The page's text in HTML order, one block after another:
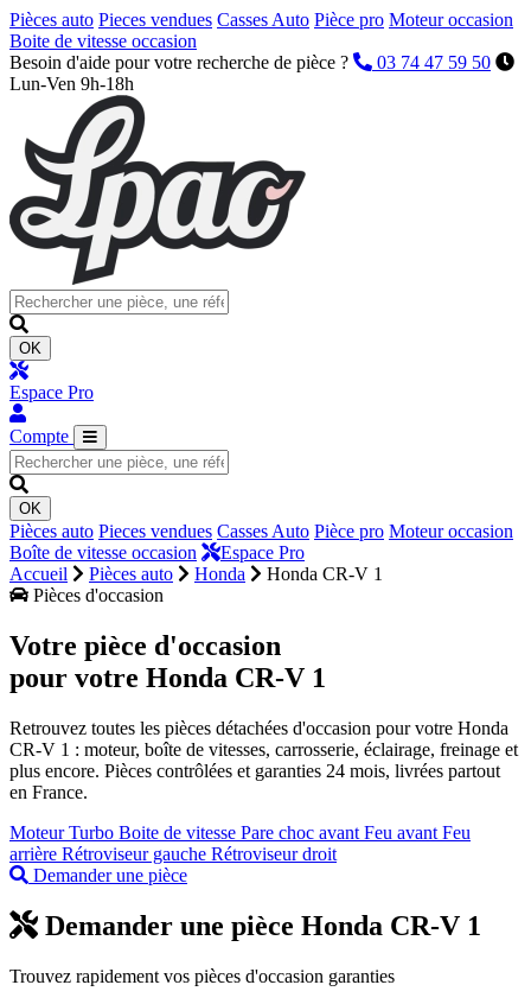
Pièces auto Pieces vendues Casses Auto Pièce pro Moteur occasion
Boite de vitesse occasion
Besoin d'aide pour votre recherche de pièce ?
03 74 47 59 50
Lun-Ven 9h-18h
OK
Espace Pro
Compte
OK
Pièces auto Pieces vendues Casses Auto Pièce pro Moteur occasion
Boîte de vitesse occasion
Espace Pro
Accueil
Pièces auto Honda
Honda CR-V 1
Pièces d'occasion
Votre pièce d'occasion
pour votre Honda CR-V 1
Retrouvez toutes les pièces détachées d'occasion pour votre Honda
CR-V 1 : moteur, boîte de vitesses, carrosserie, éclairage, freinage et
plus encore. Pièces contrôlées et garanties 24 mois, livrées partout
en France.
MoteurTurbo Boite de vitesse Pare choc avant Feu avant Feu
arrière Rétroviseur gauche Rétroviseur droit
Demander une pièce
Demander une pièce Honda CR-V 1
Trouvez rapidement vos pièces d'occasion garanties